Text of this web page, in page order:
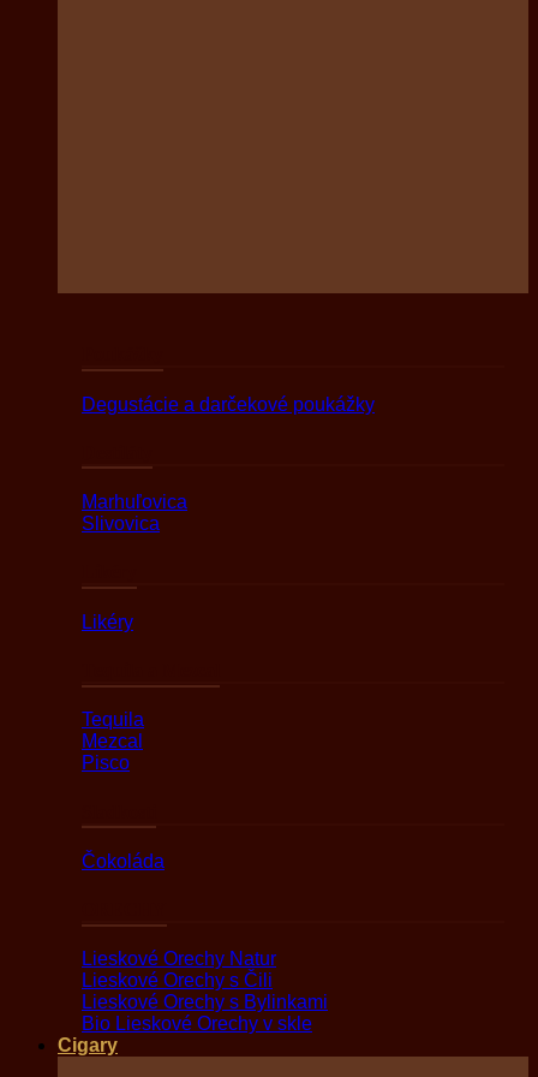
Degustácie a darčekové poukážky
Marhuľovica
Slivovica
Likéry
Tequila
Mezcal
Pisco
Čokoláda
Lieskové Orechy Natur
Lieskové Orechy s Čili
Lieskové Orechy s Bylinkami
Bio Lieskové Orechy v skle
Cigary